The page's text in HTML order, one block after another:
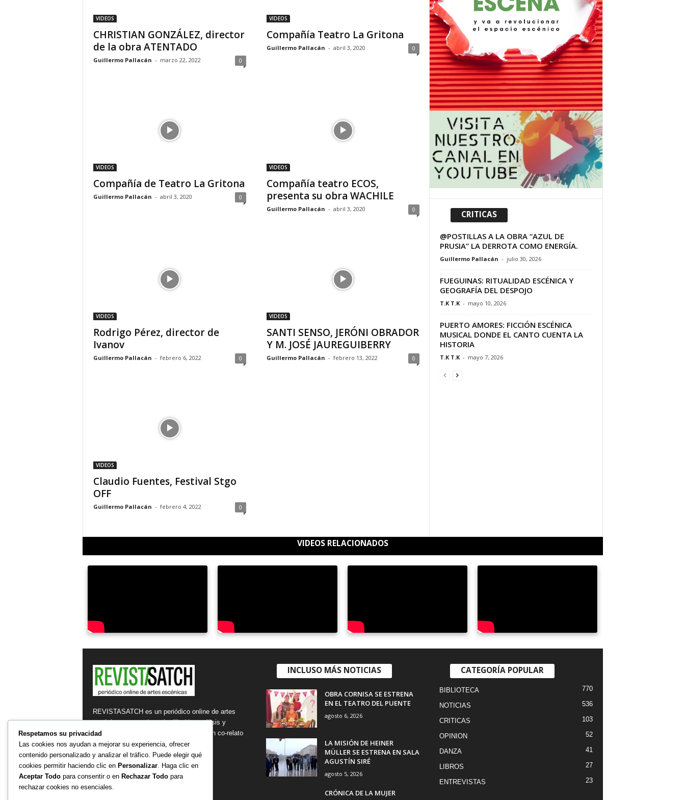
VIDEOS
CHRISTIAN GONZÁLEZ, director
de la obra ATENTADO
Guillermo Pallacán - marzo 22, 2022 0
VIDEOS
Compañía Teatro La Gritona
Guillermo Pallacán - abril 3, 2020 0
VIDEOS
Compañía de Teatro La Gritona
Guillermo Pallacán - abril 3, 2020 0
VIDEOS
Compañía teatro ECOS,
presenta su obra WACHILE
Guillermo Pallacán - abril 3, 2020 0
VIDEOS
Rodrigo Pérez, director de
Ivanov
Guillermo Pallacán - febrero 6, 2022 0
VIDEOS
SANTI SENSO, JERÓNI OBRADOR
Y M. JOSÉ JAUREGUIBERRY
Guillermo Pallacán - febrero 13, 2022 0
VIDEOS
Claudio Fuentes, Festival Stgo
OFF
Guillermo Pallacán - febrero 4, 2022 0
CRITICAS
@POSTILLAS A LA OBRA “AZUL DE
PRUSIA” LA DERROTA COMO ENERGÍA.
Guillermo Pallacán - julio 30, 2026
FUEGUINAS: RITUALIDAD ESCÉNICA Y
GEOGRAFÍA DEL DESPOJO
T.K T.K - mayo 10, 2026
PUERTO AMORES: FICCIÓN ESCÉNICA
MUSICAL DONDE EL CANTO CUENTA LA
HISTORIA
T.K T.K - mayo 7, 2026
VIDEOS RELACIONADOS
REVISTASATCH es un periódico online de artes
escénicas, centrada en la difusión, análisis y
reflexión de los fenómenos escénicos, en co-relato
con la sociedad.
Contáctanos:editorial@satch.cl
INCLUSO MÁS NOTICIAS
OBRA CORNISA SE ESTRENA
EN EL TEATRO DEL PUENTE
agosto 6, 2026
LA MISIÓN DE HEINER
MÜLLER SE ESTRENA EN SALA
AGUSTÍN SIRÉ
agosto 5, 2026
CRÓNICA DE LA MUJER
CATEGORÍA POPULAR
BIBLIOTECA 770
NOTICIAS 536
CRITICAS 103
OPINION 52
DANZA 41
LIBROS 27
ENTREVISTAS 23
Respetamos su privacidad
Las cookies nos ayudan a mejorar su experiencia, ofrecer
contenido personalizado y analizar el tráfico. Puede elegir qué
cookies permitir haciendo clic en Personalizar. Haga clic en
Aceptar Todo para consentir o en Rechazar Todo para
rechazar cookies no esenciales.